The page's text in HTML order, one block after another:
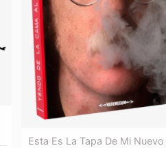
Esta Es La Tapa De Mi Nuevo